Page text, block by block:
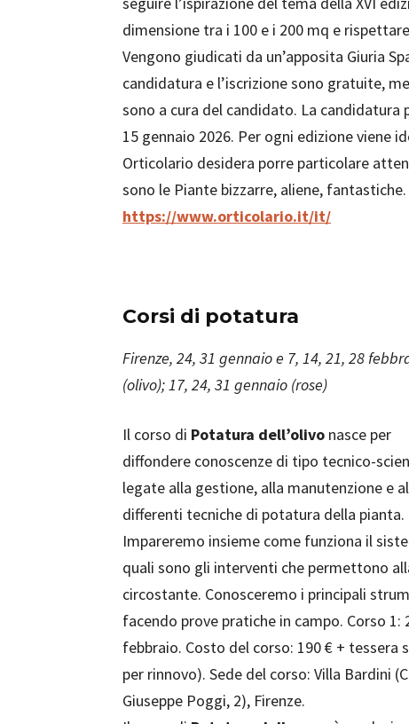
dimensione tra i 100 e i 200 mq e
Vengono giudicati da un’apposita Giuria
candidatura e l’iscrizione sono gratuite,
sono a cura del candidato. La
15 gennaio 2026. Per ogni edizione viene
Orticolario desidera porre particolare
sono le Piante bizzarre, aliene, fantastiche.
https://www.orticolario.it/it/
Corsi di potatura
Firenze, 24, 31 gennaio e 7, 14, 21, 28
(olivo); 17, 24, 31 gennaio (rose)
Il corso di Potatura dell’olivo nasce per
diffondere conoscenze di tipo tecnico-
legate alla gestione, alla manutenzione e
differenti tecniche di potatura della pianta.
Impareremo insieme come funziona il
quali sono gli interventi che permettono
circostante. Conosceremo i principali
facendo prove pratiche in campo. Corso 1:
febbraio. Costo del corso: 190 € + tessera
per rinnovo). Sede del corso: Villa Bardini
Giuseppe Poggi, 2), Firenze.